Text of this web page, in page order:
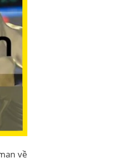
về